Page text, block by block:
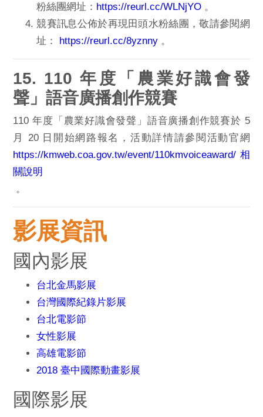
粉絲團網址： https://reurl.cc/WLNjYO 。
競賽訊息公佈於再現田頭水粉絲團，敬請參閱網
址： https://reurl.cc/8yznny 。
15. 110 年度「農業好識會發
聲」語音廣播創作競賽
110 年度「農業好識會發聲」語音廣播創作競賽於 5
月 20 日開始網路報名，活動詳情請參閱活動官網
https://kmweb.coa.gov.tw/event/110kmvoiceaward/相
關說明
。
影展資訊
國內影展
台北金馬影展
台灣國際紀錄片影展
台北電影節
女性影展
高雄電影節
2018 臺中國際動畫影展
國際影展